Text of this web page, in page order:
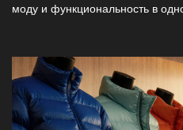
моду и функциональность в